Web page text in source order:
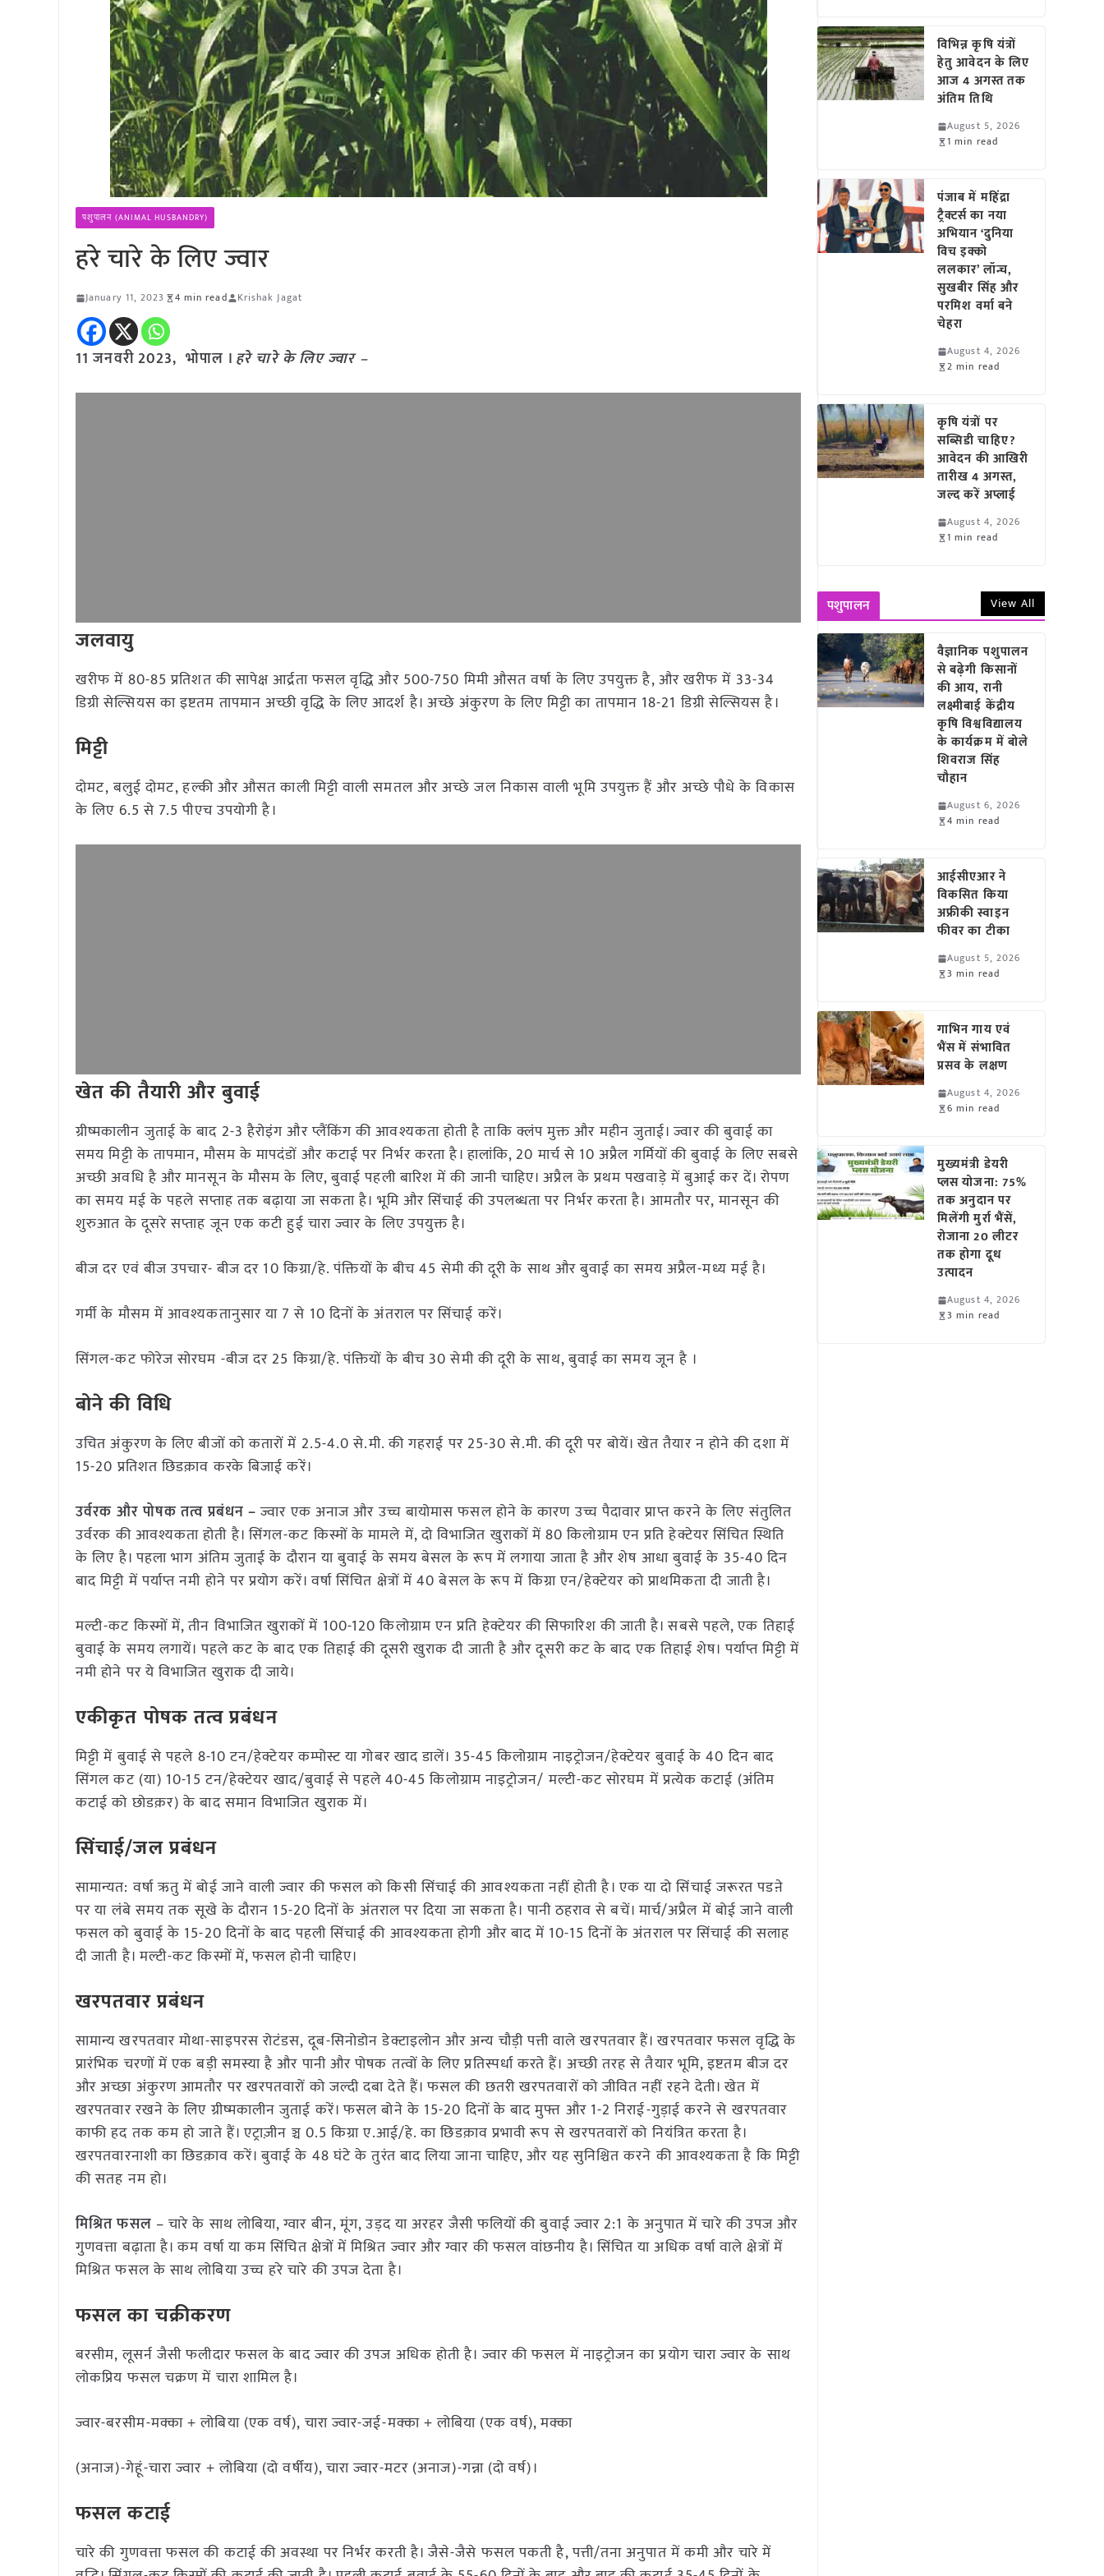
पशुपालन (ANIMAL HUSBANDRY)
हरे चारे के लिए ज्वार
January 11, 2023 4 min read Krishak Jagat
11 जनवरी 2023, भोपाल । हरे चारे के लिए ज्वार –
जलवायु
खरीफ में 80-85 प्रतिशत की सापेक्ष आर्द्रता फसल वृद्धि और 500-750 मिमी औसत वर्षा के लिए उपयुक्त है, और खरीफ में 33-34
डिग्री सेल्सियस का इष्टतम तापमान अच्छी वृद्धि के लिए आदर्श है। अच्छे अंकुरण के लिए मिट्टी का तापमान 18-21 डिग्री सेल्सियस है।
मिट्टी
दोमट, बलुई दोमट, हल्की और औसत काली मिट्टी वाली समतल और अच्छे जल निकास वाली भूमि उपयुक्त हैं और अच्छे पौधे के विकास
के लिए 6.5 से 7.5 पीएच उपयोगी है।
खेत की तैयारी और बुवाई
ग्रीष्मकालीन जुताई के बाद 2-3 हैरोइंग और प्लैंकिंग की आवश्यकता होती है ताकि क्लंप मुक्त और महीन जुताई। ज्वार की बुवाई का
समय मिट्टी के तापमान, मौसम के मापदंडों और कटाई पर निर्भर करता है। हालांकि, 20 मार्च से 10 अप्रैल गर्मियों की बुवाई के लिए सबसे
अच्छी अवधि है और मानसून के मौसम के लिए, बुवाई पहली बारिश में की जानी चाहिए। अप्रैल के प्रथम पखवाड़े में बुआई कर दें। रोपण
का समय मई के पहले सप्ताह तक बढ़ाया जा सकता है। भूमि और सिंचाई की उपलब्धता पर निर्भर करता है। आमतौर पर, मानसून की
शुरुआत के दूसरे सप्ताह जून एक कटी हुई चारा ज्वार के लिए उपयुक्त है।
बीज दर एवं बीज उपचार- बीज दर 10 किग्रा/हे. पंक्तियों के बीच 45 सेमी की दूरी के साथ और बुवाई का समय अप्रैल-मध्य मई है।
गर्मी के मौसम में आवश्यकतानुसार या 7 से 10 दिनों के अंतराल पर सिंचाई करें।
सिंगल-कट फोरेज सोरघम -बीज दर 25 किग्रा/हे. पंक्तियों के बीच 30 सेमी की दूरी के साथ, बुवाई का समय जून है ।
बोने की विधि
उचित अंकुरण के लिए बीजों को कतारों में 2.5-4.0 से.मी. की गहराई पर 25-30 से.मी. की दूरी पर बोयें। खेत तैयार न होने की दशा में
15-20 प्रतिशत छिडक़ाव करके बिजाई करें।
उर्वरक और पोषक तत्व प्रबंधन –ज्वार एक अनाज और उच्च बायोमास फसल होने के कारण उच्च पैदावार प्राप्त करने के लिए संतुलित
उर्वरक की आवश्यकता होती है। सिंगल-कट किस्मों के मामले में, दो विभाजित खुराकों में 80 किलोग्राम एन प्रति हेक्टेयर सिंचित स्थिति
के लिए है। पहला भाग अंतिम जुताई के दौरान या बुवाई के समय बेसल के रूप में लगाया जाता है और शेष आधा बुवाई के 35-40 दिन
बाद मिट्टी में पर्याप्त नमी होने पर प्रयोग करें। वर्षा सिंचित क्षेत्रों में 40 बेसल के रूप में किग्रा एन/हेक्टेयर को प्राथमिकता दी जाती है।
मल्टी-कट किस्मों में, तीन विभाजित खुराकों में 100-120 किलोग्राम एन प्रति हेक्टेयर की सिफारिश की जाती है। सबसे पहले, एक तिहाई
बुवाई के समय लगायें। पहले कट के बाद एक तिहाई की दूसरी खुराक दी जाती है और दूसरी कट के बाद एक तिहाई शेष। पर्याप्त मिट्टी में
नमी होने पर ये विभाजित खुराक दी जाये।
एकीकृत पोषक तत्व प्रबंधन
मिट्टी में बुवाई से पहले 8-10 टन/हेक्टेयर कम्पोस्ट या गोबर खाद डालें। 35-45 किलोग्राम नाइट्रोजन/हेक्टेयर बुवाई के 40 दिन बाद
सिंगल कट (या) 10-15 टन/हेक्टेयर खाद/बुवाई से पहले 40-45 किलोग्राम नाइट्रोजन/ मल्टी-कट सोरघम में प्रत्येक कटाई (अंतिम
कटाई को छोडक़र) के बाद समान विभाजित खुराक में।
सिंचाई/जल प्रबंधन
सामान्यत: वर्षा ऋतु में बोई जाने वाली ज्वार की फसल को किसी सिंचाई की आवश्यकता नहीं होती है। एक या दो सिंचाई जरूरत पडऩे
पर या लंबे समय तक सूखे के दौरान 15-20 दिनों के अंतराल पर दिया जा सकता है। पानी ठहराव से बचें। मार्च/अप्रैल में बोई जाने वाली
फसल को बुवाई के 15-20 दिनों के बाद पहली सिंचाई की आवश्यकता होगी और बाद में 10-15 दिनों के अंतराल पर सिंचाई की सलाह
दी जाती है। मल्टी-कट किस्मों में, फसल होनी चाहिए।
खरपतवार प्रबंधन
सामान्य खरपतवार मोथा-साइपरस रोटंडस, दूब-सिनोडोन डेक्टाइलोन और अन्य चौड़ी पत्ती वाले खरपतवार हैं। खरपतवार फसल वृद्धि के
प्रारंभिक चरणों में एक बड़ी समस्या है और पानी और पोषक तत्वों के लिए प्रतिस्पर्धा करते हैं। अच्छी तरह से तैयार भूमि, इष्टतम बीज दर
और अच्छा अंकुरण आमतौर पर खरपतवारों को जल्दी दबा देते हैं। फसल की छतरी खरपतवारों को जीवित नहीं रहने देती। खेत में
खरपतवार रखने के लिए ग्रीष्मकालीन जुताई करें। फसल बोने के 15-20 दिनों के बाद मुफ्त और 1-2 निराई-गुड़ाई करने से खरपतवार
काफी हद तक कम हो जाते हैं। एट्राज़ीन ञ्च 0.5 किग्रा ए.आई/हे. का छिडक़ाव प्रभावी रूप से खरपतवारों को नियंत्रित करता है।
खरपतवारनाशी का छिडक़ाव करें। बुवाई के 48 घंटे के तुरंत बाद लिया जाना चाहिए, और यह सुनिश्चित करने की आवश्यकता है कि मिट्टी
की सतह नम हो।
मिश्रित फसल – चारे के साथ लोबिया, ग्वार बीन, मूंग, उड़द या अरहर जैसी फलियों की बुवाई ज्वार 2:1 के अनुपात में चारे की उपज और
गुणवत्ता बढ़ाता है। कम वर्षा या कम सिंचित क्षेत्रों में मिश्रित ज्वार और ग्वार की फसल वांछनीय है। सिंचित या अधिक वर्षा वाले क्षेत्रों में
मिश्रित फसल के साथ लोबिया उच्च हरे चारे की उपज देता है।
फसल का चक्रीकरण
बरसीम, लूसर्न जैसी फलीदार फसल के बाद ज्वार की उपज अधिक होती है। ज्वार की फसल में नाइट्रोजन का प्रयोग चारा ज्वार के साथ
लोकप्रिय फसल चक्रण में चारा शामिल है।
ज्वार-बरसीम-मक्का + लोबिया (एक वर्ष), चारा ज्वार-जई-मक्का + लोबिया (एक वर्ष), मक्का
(अनाज)-गेहूं-चारा ज्वार + लोबिया (दो वर्षीय), चारा ज्वार-मटर (अनाज)-गन्ना (दो वर्ष)।
फसल कटाई
चारे की गुणवत्ता फसल की कटाई की अवस्था पर निर्भर करती है। जैसे-जैसे फसल पकती है, पत्ती/तना अनुपात में कमी और चारे में
विभिन्न कृषि यंत्रों
हेतु आवेदन के लिए
आज 4 अगस्त तक
अंतिम तिथि
August 5, 2026
1 min read
पंजाब में महिंद्रा
ट्रैक्टर्स का नया
अभियान ‘दुनिया
विच इक्को
ललकार’ लॉन्च,
सुखबीर सिंह और
परमिश वर्मा बने
चेहरा
August 4, 2026
2 min read
कृषि यंत्रों पर
सब्सिडी चाहिए?
आवेदन की आखिरी
तारीख 4 अगस्त,
जल्द करें अप्लाई
August 4, 2026
1 min read
पशुपालन View All
वैज्ञानिक पशुपालन
से बढ़ेगी किसानों
की आय, रानी
लक्ष्मीबाई केंद्रीय
कृषि विश्वविद्यालय
के कार्यक्रम में बोले
शिवराज सिंह
चौहान
August 6, 2026
4 min read
आईसीएआर ने
विकसित किया
अफ्रीकी स्वाइन
फीवर का टीका
August 5, 2026
3 min read
गाभिन गाय एवं
भैंस में संभावित
प्रसव के लक्षण
August 4, 2026
6 min read
मुख्यमंत्री डेयरी
प्लस योजना: 75%
तक अनुदान पर
मिलेंगी मुर्रा भैंसें,
रोजाना 20 लीटर
तक होगा दूध
उत्पादन
August 4, 2026
3 min read